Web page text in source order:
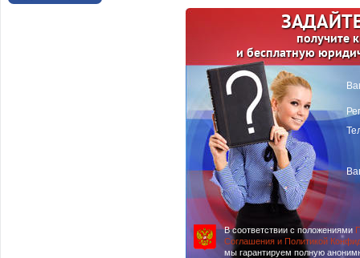
получите
и бесплатную
В соответствии с положениями
Соглашения и Политикой
мы гарантируем полную